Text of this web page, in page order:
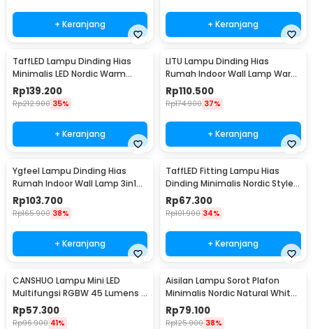
+ Keranjang + Keranjang
TaffLED Lampu Dinding Hias
Minimalis LED Nordic Warm
White E27 12W - G9
Rp139.200
Rp212.900 35%
+ Keranjang
LITU Lampu Dinding Hias
Rumah Indoor Wall Lamp Warm
White 3000K 7W - W22
Rp110.500
Rp174.900 37%
+ Keranjang
Ygfeel Lampu Dinding Hias
Rumah Indoor Wall Lamp 3in1
Color - JS-QD407
Rp103.700
Rp165.900 38%
+ Keranjang
TaffLED Fitting Lampu Hias
Dinding Minimalis Nordic Style
E27 265V - WF-M004
Rp67.300
Rp101.900 34%
+ Keranjang
CANSHUO Lampu Mini LED
Multifungsi RGBW 45 Lumens 3
PCS with Remote - YJ-905
Rp57.300
Rp96.900 41%
Aisilan Lampu Sorot Plafon
Minimalis Nordic Natural White
4000K 7W - MSD52
Rp79.100
Rp125.900 38%